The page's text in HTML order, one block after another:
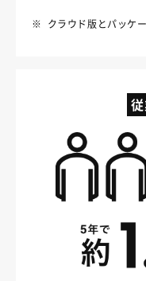
※ クラウド版とパッケ